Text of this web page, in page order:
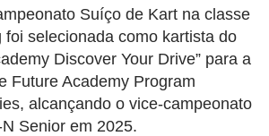
Suíço de Kart na classe
foi selecionada como kartista do
Discover Your Drive” para a
Future Academy Program
alcançando o vice-campeonato
Senior em 2025.